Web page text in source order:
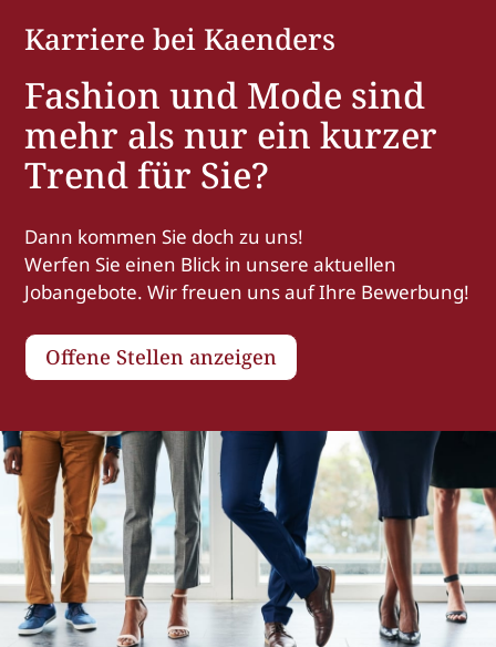
Karriere bei Kaenders
Fashion und Mode sind
mehr als nur ein kurzer
Trend für Sie?
Dann kommen Sie doch zu uns!
Werfen Sie einen Blick in unsere aktuellen
Jobangebote. Wir freuen uns auf Ihre Bewerbung!
Offene Stellen anzeigen